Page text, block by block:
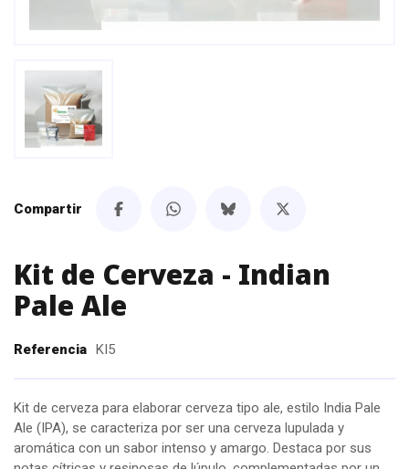
Compartir
Kit de Cerveza - Indian
Pale Ale
Referencia KI5
Kit de cerveza para elaborar cerveza tipo ale, estilo India Pale
Ale (IPA), se caracteriza por ser una cerveza lupulada y
aromática con un sabor intenso y amargo. Destaca por sus